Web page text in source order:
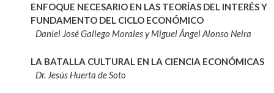
ENFOQUE NECESARIO EN LAS TEORÍAS DEL INTERÉS Y
FUNDAMENTO DEL CICLO ECONÓMICO
Daniel José Gallego Morales y Miguel Ángel Alonso Neira
LA BATALLA CULTURAL EN LA CIENCIA ECONÓMICAS
Dr. Jesús Huerta de Soto